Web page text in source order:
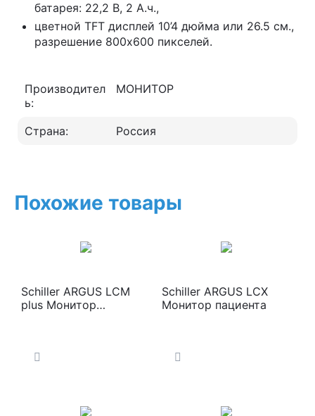
батарея: 22,2 В, 2 А.ч.,
цветной TFT дисплей 10’4 дюйма или 26.5 см.,
разрешение 800х600 пикселей.
Производител
ь:
МОНИТОР
Страна: Россия
Похожие товары
Schiller ARGUS LCM
plus Монитор
Schiller ARGUS LCX
Монитор пациента